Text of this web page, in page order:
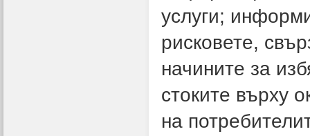
услуги;
рисковете,
начините за
стоките върху
на